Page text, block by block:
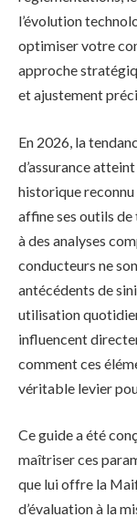
l’évolution
optimiser votre
approche
et ajustement
En 2026, la
d’assurance
historique
affine ses outils
à des analyses
conducteurs ne
antécédents de
utilisation
influencent
comment ces
véritable levier
Ce guide a été
maîtriser ces
que lui offre la
d’évaluation à la